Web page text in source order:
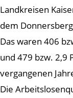
Landkreisen
dem
Das waren 406
und 479 bzw. 2,9
vergangenen
Die